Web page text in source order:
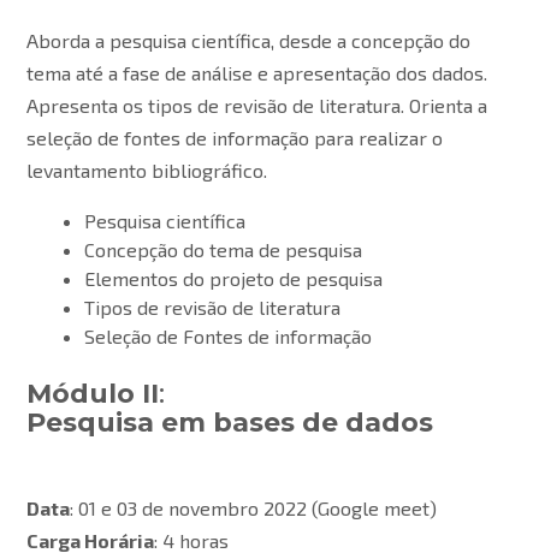
Aborda a pesquisa científica, desde a concepção do
tema até a fase de análise e apresentação dos dados.
Apresenta os tipos de revisão de literatura. Orienta a
seleção de fontes de informação para realizar o
levantamento bibliográfico.
Pesquisa científica
Concepção do tema de pesquisa
Elementos do projeto de pesquisa
Tipos de revisão de literatura
Seleção de Fontes de informação
Módulo II:
Pesquisa em bases de dados
Data: 01 e 03 de novembro 2022 (Google meet)
Carga Horária: 4 horas